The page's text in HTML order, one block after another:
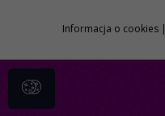
Informacja o cookies|